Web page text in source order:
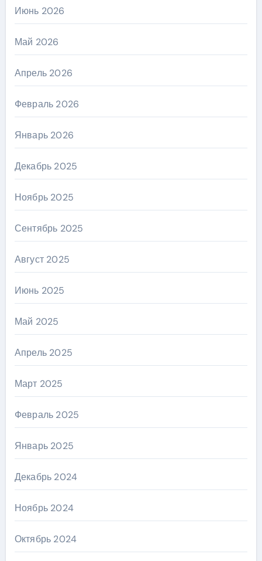
Июнь 2026
Май 2026
Апрель 2026
Февраль 2026
Январь 2026
Декабрь 2025
Ноябрь 2025
Сентябрь 2025
Август 2025
Июнь 2025
Май 2025
Апрель 2025
Март 2025
Февраль 2025
Январь 2025
Декабрь 2024
Ноябрь 2024
Октябрь 2024